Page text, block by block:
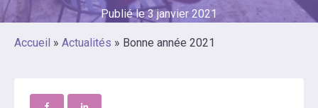
Publié le3 janvier 2021
Accueil » Actualités » Bonne année 2021